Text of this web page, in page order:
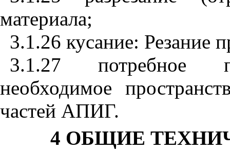
материала;
3.1.26 кусание: Резание
3.1.27 потребное
необходимое
частей АПИГ.
4 ОБЩИЕ